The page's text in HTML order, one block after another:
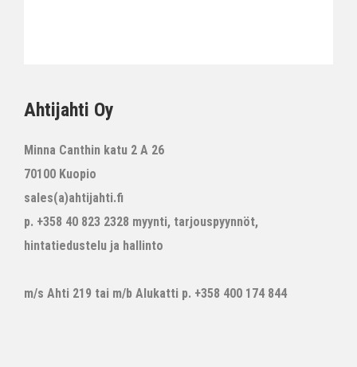
Ahtijahti Oy
Minna Canthin katu 2 A 26
70100 Kuopio
sales(a)ahtijahti.fi
p. +358 40 823 2328 myynti, tarjouspyynnöt,
hintatiedustelu ja hallinto
m/s Ahti 219 tai m/b Alukatti p. +358 400 174 844